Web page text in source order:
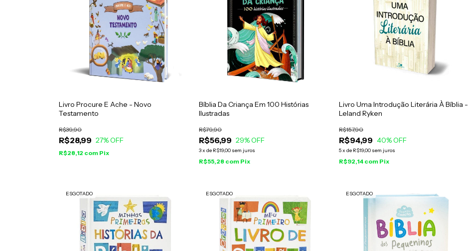
Livro Procure E Ache - Novo
Testamento
R$28,99
R$39,90
27% OFF
R$28,12 com Pix
Bíblia Da Criança Em 100 Histórias
Ilustradas
R$56,99
R$79,90
29% OFF
3x de R$19,00 sem juros
R$55,28 com Pix
Livro Uma Introdução Literária À Bíblia -
Leland Ryken
R$94,99
R$157,90
40% OFF
5x de R$19,00 sem juros
R$92,14 com Pix
ESGOTADO ESGOTADO ESGOTADO